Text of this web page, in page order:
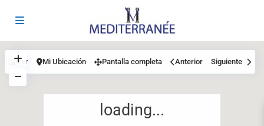
loading...
Ver Mi Ubicación Pantalla completa Anterior Siguiente